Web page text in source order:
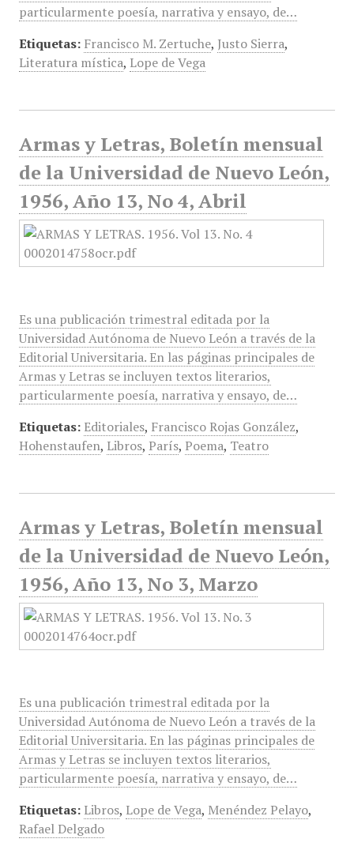
particularmente poesía, narrativa y ensayo, de…
Etiquetas: Francisco M. Zertuche, Justo Sierra,
Literatura mística, Lope de Vega
Armas y Letras, Boletín mensual
de la Universidad de Nuevo León,
1956, Año 13, No 4, Abril
Es una publicación trimestral editada por la
Universidad Autónoma de Nuevo León a través de la
Editorial Universitaria. En las páginas principales de
Armas y Letras se incluyen textos literarios,
particularmente poesía, narrativa y ensayo, de…
Etiquetas: Editoriales, Francisco Rojas González,
Hohenstaufen, Libros, París, Poema, Teatro
Armas y Letras, Boletín mensual
de la Universidad de Nuevo León,
1956, Año 13, No 3, Marzo
Es una publicación trimestral editada por la
Universidad Autónoma de Nuevo León a través de la
Editorial Universitaria. En las páginas principales de
Armas y Letras se incluyen textos literarios,
particularmente poesía, narrativa y ensayo, de…
Etiquetas: Libros, Lope de Vega, Menéndez Pelayo,
Rafael Delgado